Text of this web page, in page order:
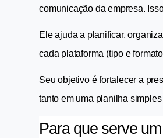
comunicação da empresa.
Ele ajuda a planificar,
cada plataforma (tipo e
Seu objetivo é fortalecer a
tanto em uma planilha
Para que serve